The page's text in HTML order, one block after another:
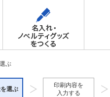
ぶ
選ぶ
印刷内容を
入力する